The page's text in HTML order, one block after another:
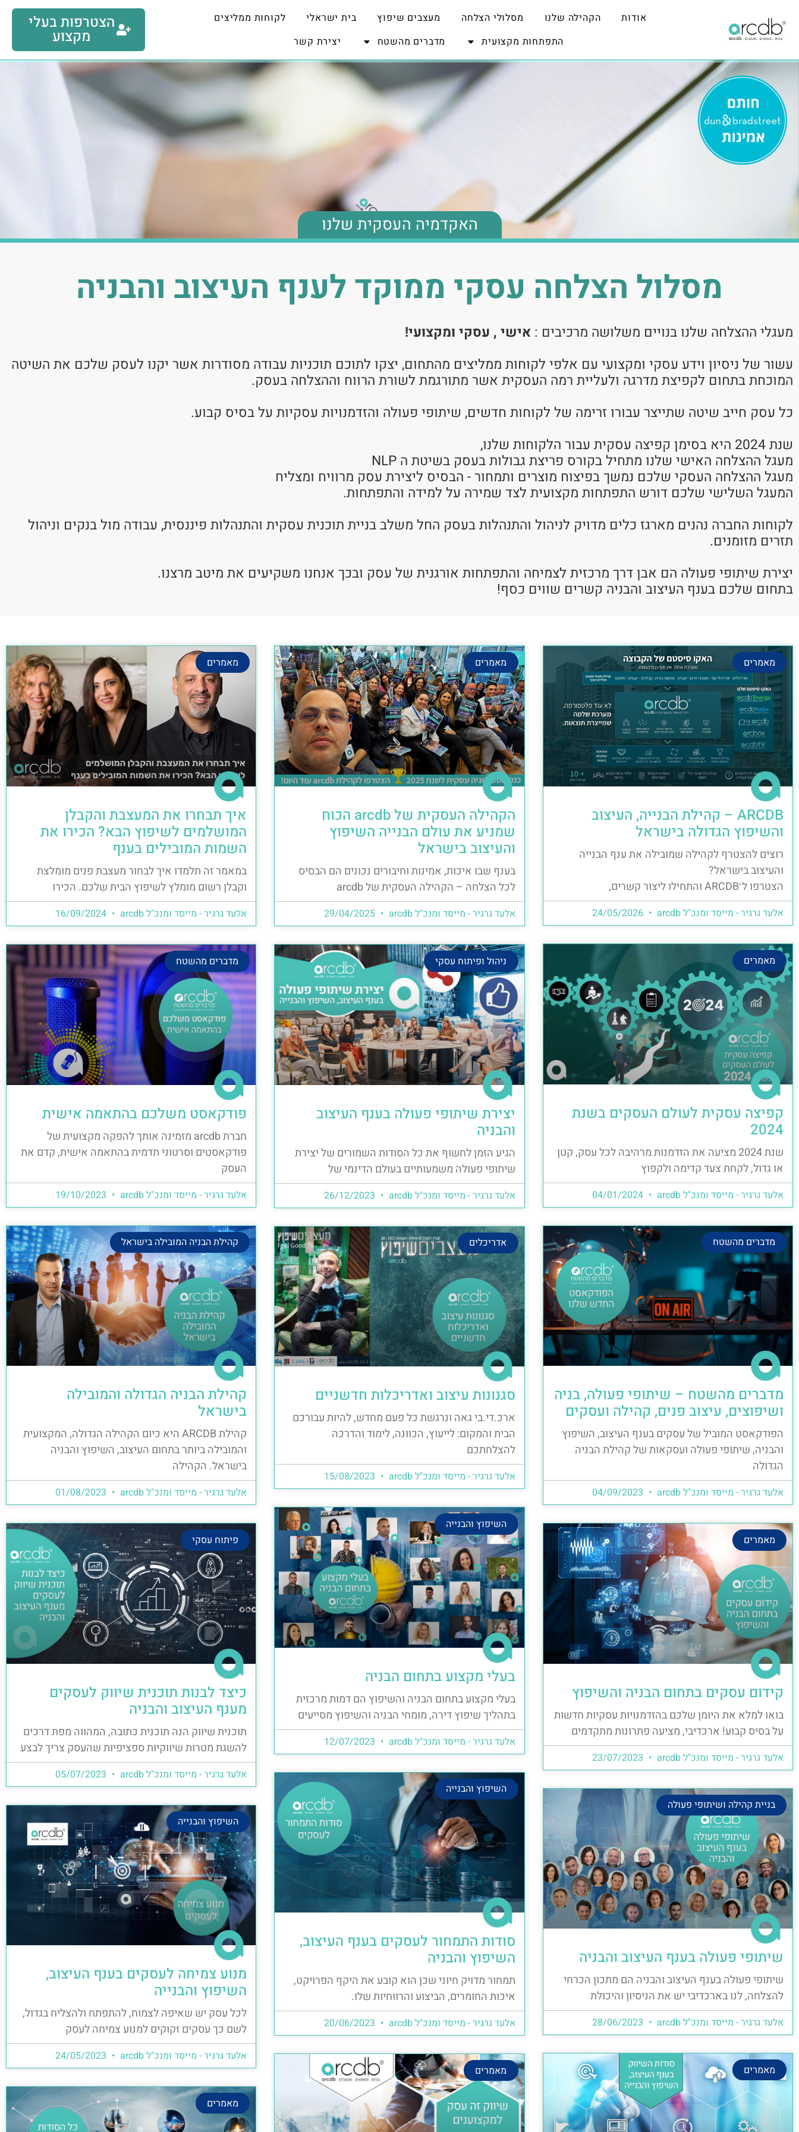
אודות הקהילה שלנו מסלולי הצלחה מעצבים שיפוץ בית ישראלי
לקוחות ממליצים
התפתחות מקצועית
מדברים מהשטח יצירת קשר
הצטרפות בעלי
מקצוע
האקדמיה העסקית שלנו
מסלול הצלחה עסקי ממוקד לענף העיצוב והבניה
מעגלי ההצלחה שלנו בנויים משלושה מרכיבים : אישי , עסקי ומקצועי!
עשור של ניסיון וידע עסקי ומקצועי עם אלפי לקוחות ממליצים מהתחום, יצקו לתוכם תוכניות עבודה מסודרות אשר יקנו לעסק שלכם את השיטה
המוכחת בתחום לקפיצת מדרגה ולעליית רמה העסקית אשר מתורגמת לשורת הרווח וההצלחה בעסק.
כל עסק חייב שיטה שתייצר עבורו זרימה של לקוחות חדשים, שיתופי פעולה והזדמנויות עסקיות על בסיס קבוע.
שנת 2024 היא בסימן קפיצה עסקית עבור הלקוחות שלנו,
מעגל ההצלחה האישי שלנו מתחיל בקורס פריצת גבולות בעסק בשיטת ה NLP
מעגל ההצלחה העסקי שלכם נמשך בפיצוח מוצרים ותמחור - הבסיס ליצירת עסק מרוויח ומצליח
המעגל השלישי שלכם דורש התפתחות מקצועית לצד שמירה על למידה והתפתחות.
לקוחות החברה נהנים מארגז כלים מדויק לניהול והתנהלות בעסק החל משלב בניית תוכנית עסקית והתנהלות פיננסית, עבודה מול בנקים וניהול
תזרים מזומנים.
יצירת שיתופי פעולה הם אבן דרך מרכזית לצמיחה והתפתחות אורגנית של עסק ובכך אנחנו משקיעים את מיטב מרצנו.
בתחום שלכם בענף העיצוב והבניה קשרים שווים כסף!
מאמרים
ARCDB – קהילת הבנייה, העיצוב
והשיפוץ הגדולה בישראל
רוצים להצטרף לקהילה שמובילה את ענף הבנייה
והעיצוב בישראל?
הצטרפו ל־ARCDB והתחילו ליצור קשרים,
אלעד גרגיר - מייסד ומנכ"ל arcdb
מאמרים
הקהילה העסקית של arcdb הכוח
שמניע את עולם הבנייה השיפוץ
והעיצוב בישראל
בענף שבו איכות, אמינות וחיבורים נכונים הם הבסיס
לכל הצלחה – הקהילה העסקית של arcdb
אלעד גרגיר - מייסד ומנכ"ל arcdb 29/04/2025
מאמרים
איך תבחרו את המעצבת והקבלן
המושלמים לשיפוץ הבא? הכירו את
השמות המובילים בענף
במאמר זה תלמדו איך לבחור מעצבת פנים מומלצת
וקבלן רשום מומלץ לשיפוץ הבית שלכם. הכירו
אלעד גרגיר - מייסד ומנכ"ל arcdb
מאמרים
קפיצה עסקית לעולם העסקים בשנת
2024
שנת 2024 מציעה את הזדמנות מרהיבה לכל עסק, קטן
או גדול, לקחת צעד קדימה ולקפוץ
אלעד גרגיר - מייסד ומנכ"ל arcdb
ניהול ופיתוח עסקי
יצירת שיתופי פעולה בענף העיצוב
והבניה
הגיע הזמן לחשוף את כל הסודות השמורים של יצירת
שיתופי פעולה משמעותיים בעולם הדינמי של
אלעד גרגיר - מייסד ומנכ"ל arcdb
מדברים מהשטח
פודקאסט משלכם בהתאמה אישית
חברת arcdb מזמינה אותך להפקה מקצועית של
פודקאסטים וסרטוני תדמית בהתאמה אישית, קדם את
העסק
אלעד גרגיר - מייסד ומנכ"ל arcdb
מדברים מהשטח
מדברים מהשטח – שיתופי פעולה, בניה
ושיפוצים, עיצוב פנים, קהילה ועסקים
הפודקאסט המוביל של עסקים בענף העיצוב, השיפוץ
והבניה, שיתופי פעולה ועסקאות של קהילת הבניה
הגדולה
אלעד גרגיר - מייסד ומנכ"ל arcdb
אדריכלים
סגנונות עיצוב ואדריכלות חדשניים
ארכ.די.בי גאה ונרגשת כל פעם מחדש, להיות עבורכם
הבית והמקום: לייעוץ, הכוונה, לימוד והדרכה
להצלחתכם
אלעד גרגיר - מייסד ומנכ"ל arcdb
קהילת הבניה המובילה בישראל
קהילת הבניה הגדולה והמובילה
בישראל
קהילת ARCDB היא כיום הקהילה הגדולה, המקצועית
והמובילה ביותר בתחום העיצוב, השיפוץ והבניה
בישראל. הקהילה
אלעד גרגיר - מייסד ומנכ"ל arcdb
מאמרים
קידום עסקים בתחום הבניה והשיפוץ
בואו למלא את היומן שלכם בהזדמנויות עסקיות חדשות
על בסיס קבוע! ארכדיבי, מציעה פתרונות מתקדמים
אלעד גרגיר - מייסד ומנכ"ל arcdb
השיפוץ והבנייה
בעלי מקצוע בתחום הבניה
בעלי מקצוע בתחום הבניה והשיפוץ הם דמות מרכזית
בתהליך שיפוץ דירה, מומחי הבניה והשיפוץ מסייעים
אלעד גרגיר - מייסד ומנכ"ל arcdb
פיתוח עסקי
כיצד לבנות תוכנית שיווק לעסקים
מענף העיצוב והבניה
תוכנית שיווק הנה תוכנית כתובה, המהווה מפת דרכים
להשגת מטרות שיווקיות ספציפיות שהעסק צריך לבצע
אלעד גרגיר - מייסד ומנכ"ל arcdb
בניית קהילה ושיתופי פעולה
שיתופי פעולה בענף העיצוב והבניה
שיתופי פעולה בענף העיצוב והבניה הם מתכון הכרחי
להצלחה, לנו בארכדיבי יש את הניסיון והיכולת
אלעד גרגיר - מייסד ומנכ"ל arcdb
השיפוץ והבנייה
סודות התמחור לעסקים בענף העיצוב,
השיפוץ והבניה
תמחור מדויק חיוני שכן הוא קובע את היקף הפרויקט,
איכות החומרים, הביצוע והרווחיות שלו.
אלעד גרגיר - מייסד ומנכ"ל arcdb
השיפוץ והבנייה
מנוע צמיחה לעסקים בענף העיצוב,
השיפוץ והבנייה
לכל עסק יש שאיפה לצמוח, להתפתח ולהצליח בגדול,
לשם כך עסקים זקוקים למנוע צמיחה לעסק
אלעד גרגיר - מייסד ומנכ"ל arcdb
מאמרים
מאמרים
מאמרים